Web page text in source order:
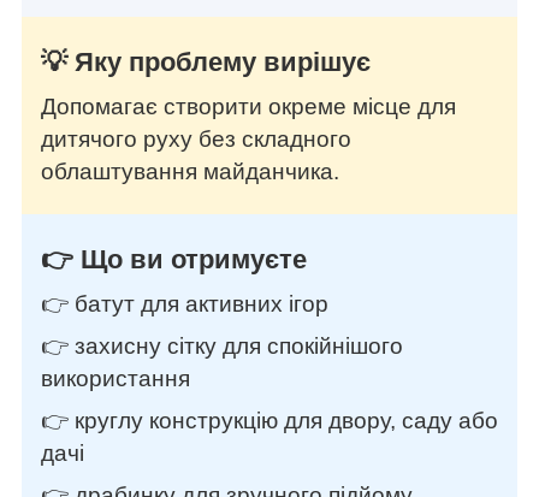
💡 Яку проблему вирішує
Допомагає створити окреме місце для
дитячого руху без складного
облаштування майданчика.
👉 Що ви отримуєте
👉 батут для активних ігор
👉 захисну сітку для спокійнішого
використання
👉 круглу конструкцію для двору, саду або
дачі